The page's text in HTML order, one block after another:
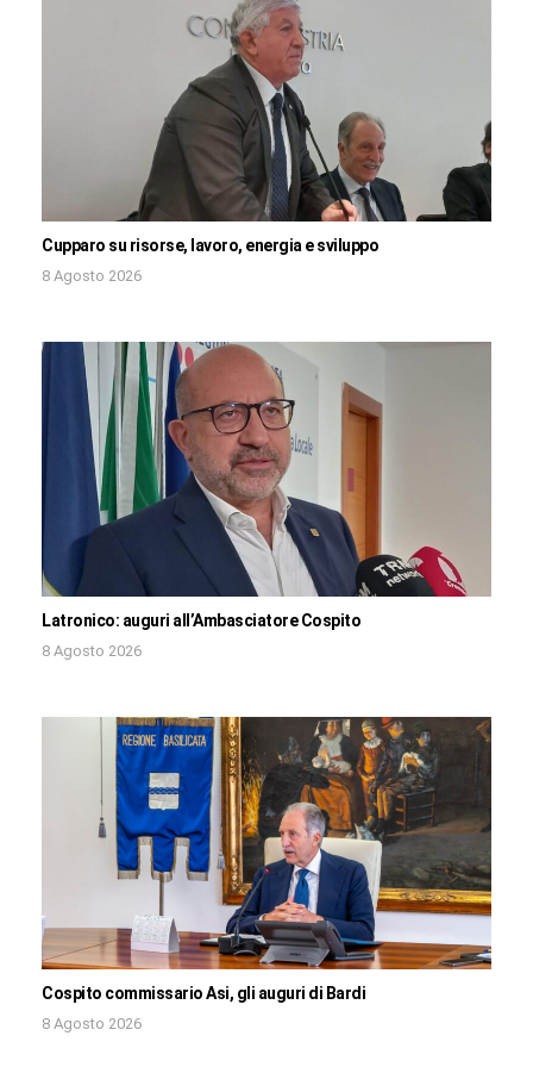
Cupparo su risorse, lavoro, energia e sviluppo
8 Agosto 2026
Latronico: auguri all’Ambasciatore Cospito
8 Agosto 2026
Cospito commissario Asi, gli auguri di Bardi
8 Agosto 2026